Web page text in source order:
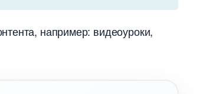
например: видеоуроки,